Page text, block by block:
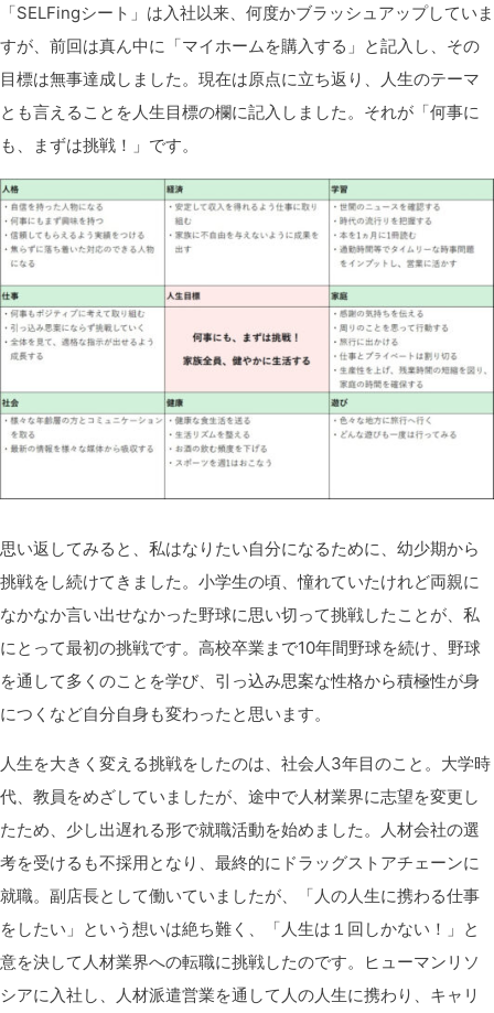
「SELFingシート 」 は入社以来、何度かブラッシュアップしていま
すが、前回は真ん中に「マイホームを購入する」と記入し、その
目標は無事達成しました。 現在は原点に立ち返り、人生のテーマ
とも言えることを人生目標の欄に記入しました。それが「何事に
も、まずは挑戦！」です。
思い返してみると、私はなりたい自分になるために、幼少期から
挑戦をし続けてきました。小学生の頃、憧れていたけれど両親に
なかなか言い出せなかった野球に思い切って挑戦したことが、私
にとって最初の挑戦です。高校卒業まで10年間野球を続け、野球
を通して多くのことを学び、引っ込み思案な性格から積極性が身
につくなど自分自身も変わったと思います。
人生を大きく変える挑戦をしたのは、社会人3年目のこと。大学時
代、教員をめざしていましたが、途中で人材業界に志望を変更し
たため、少し出遅れる形で就職活動を始めました。人材会社の選
考を受けるも不採用となり、最終的にドラッグストアチェーンに
就職。副店長として働いていましたが、「人の人生に携わる仕事
をしたい」という想いは絶ち難く、「人生は１回しかない！」と
意を決して人材業界への転職に挑戦したのです。ヒューマンリソ
シアに入社し、人材派遣営業を通して人の人生に携わり、キャリ